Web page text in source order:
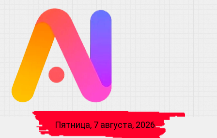
Пятница, 7 августа, 2026